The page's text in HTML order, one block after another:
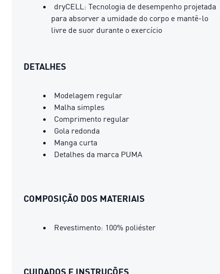
dryCELL: Tecnologia de desempenho projetada
para absorver a umidade do corpo e mantê-lo
livre de suor durante o exercício
DETALHES
Modelagem regular
Malha simples
Comprimento regular
Gola redonda
Manga curta
Detalhes da marca PUMA
COMPOSIÇÃO DOS MATERIAIS
Revestimento: 100% poliéster
CUIDADOS E INSTRUÇÕES